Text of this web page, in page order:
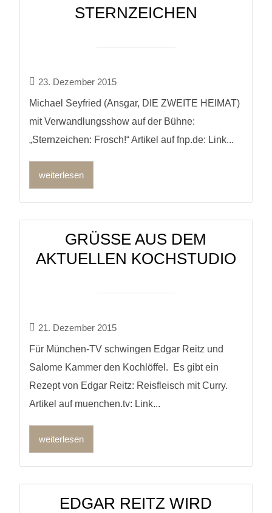
STERNZEICHEN
23. Dezember 2015
Michael Seyfried (Ansgar, DIE ZWEITE HEIMAT)
mit Verwandlungsshow auf der Bühne:
„Sternzeichen: Frosch!“ Artikel auf fnp.de: Link...
weiterlesen
GRÜSSE AUS DEM A
KTUELLEN KOCHSTUDIO
21. Dezember 2015
Für München-TV schwingen Edgar Reitz und
Salome Kammer den Kochlöffel. Es gibt ein
Rezept von Edgar Reitz: Reisfleisch mit Curry.
Artikel auf muenchen.tv: Link...
weiterlesen
EDGAR REITZ WIRD